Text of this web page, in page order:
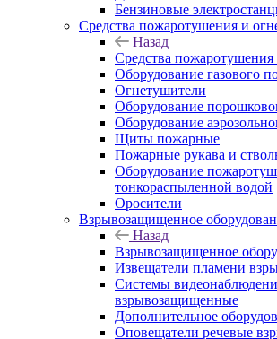
Бензиновые
Средства пожаротушения и
Назад
Средства
Оборудование газового
Огнетушители
Оборудование
Оборудование
Щиты пожарные
Пожарные рукава и
Оборудование
тонкораспыленной водой
Оросители
Взрывозащищенное
Назад
Взрывозащищенное
Извещатели пламени
Системы
взрывозащищенные
Дополнительное
Оповещатели речевые